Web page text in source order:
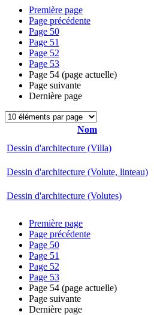
Première page
Page précédente
Page 50
Page 51
Page 52
Page 53
Page 54 (page actuelle)
Page suivante
Dernière page
Nom
Dessin d'architecture (Villa)
Dessin d'architecture (Volute, linteau)
Dessin d'architecture (Volutes)
Première page
Page précédente
Page 50
Page 51
Page 52
Page 53
Page 54 (page actuelle)
Page suivante
Dernière page